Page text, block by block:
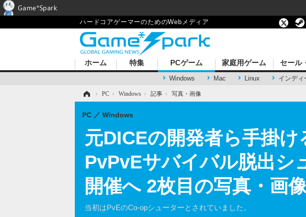
ハードコアゲーマーのためのWebメディア
ホーム 特集 PCゲーム
Windows Mac Linux インディ
家庭用ゲーム セール
› PC › Windows › 記事 › 写真・画像
元DICEの開発者ら手掛
PvPvEサバイバル脱出シ
開催へ 2枚目の写真・画
当初はPvEのCo-opシューターとされていました。
PC Windows
Game*Spark